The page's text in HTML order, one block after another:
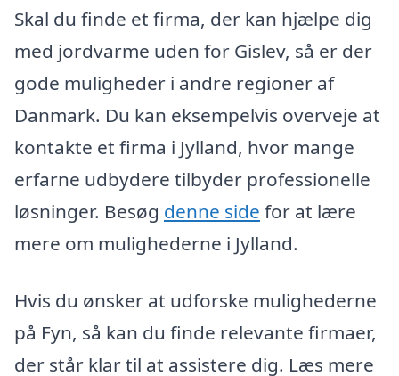
Skal du finde et firma, der kan hjælpe dig
med jordvarme uden for Gislev, så er der
gode muligheder i andre regioner af
Danmark. Du kan eksempelvis overveje at
kontakte et firma i Jylland, hvor mange
erfarne udbydere tilbyder professionelle
løsninger. Besøg denne side for at lære
mere om mulighederne i Jylland.
Hvis du ønsker at udforske mulighederne
på Fyn, så kan du finde relevante firmaer,
der står klar til at assistere dig. Læs mere